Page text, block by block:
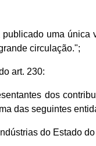
publicado uma única
circulação.";
art. 230:
dos
das seguintes
do Estado